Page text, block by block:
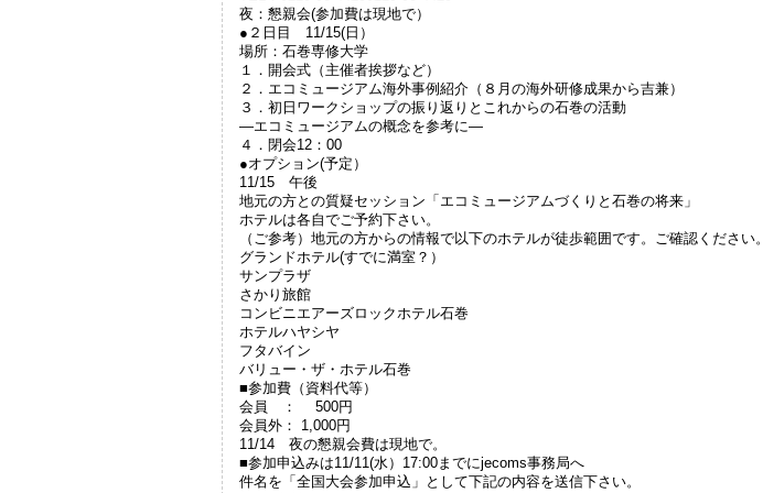
夜：懇親会(参加費は現地で）
●２日目 11/15(日）
場所：石巻専修大学
１．開会式（主催者挨拶など）
２．エコミュージアム海外事例紹介（８月の海外研修成果から吉兼）
３．初日ワークショップの振り返りとこれからの石巻の活動
—エコミュージアムの概念を参考に—
４．閉会12：00
●オプション(予定）
11/15 午後
地元の方との質疑セッション「エコミュージアムづくりと石巻の将来」
ホテルは各自でご予約下さい。
（ご参考）地元の方からの情報で以下のホテルが徒歩範囲です。ご確認ください。
グランドホテル(すでに満室？）
サンプラザ
さかり旅館
コンビニエアーズロックホテル石巻
ホテルハヤシヤ
フタバイン
バリュー・ザ・ホテル石巻
■参加費（資料代等）
会員 ： 500円
会員外： 1,000円
11/14 夜の懇親会費は現地で。
■参加申込みは11/11(水）17:00までにjecoms事務局へ
件名を「全国大会参加申込」として下記の内容を送信下さい。